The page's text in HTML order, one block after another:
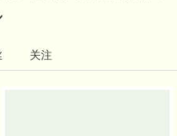
学习、进步、展示自我的交流
出贡献的爱好者，来平台进行宣
、进步! 《华文苑》愿竭尽所能
关注